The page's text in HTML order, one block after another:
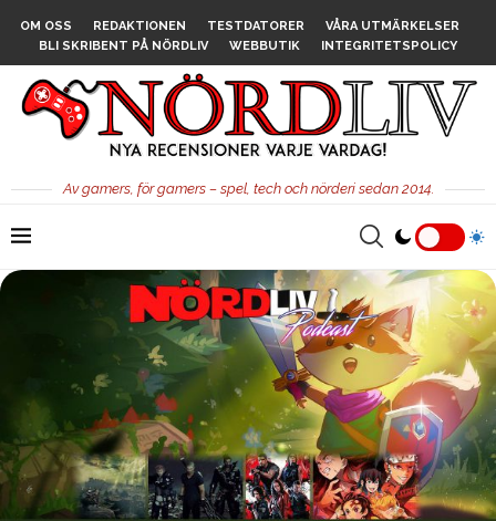
OM OSS REDAKTIONEN TESTDATORER
VÅRA UTMÄRKELSER
BLI SKRIBENT PÅ NÖRDLIV
WEBBUTIK INTEGRITETSPOLICY
Av gamers, för gamers – spel, tech och nörderi sedan 2014.